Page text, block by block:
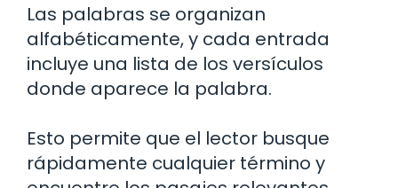
Las palabras se organizan
alfabéticamente, y cada entrada
incluye una lista de los versículos
donde aparece la palabra.
Esto permite que el lector busque
rápidamente cualquier término y